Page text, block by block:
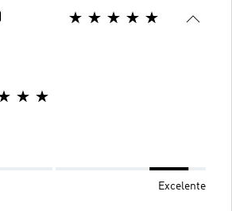
Excelente